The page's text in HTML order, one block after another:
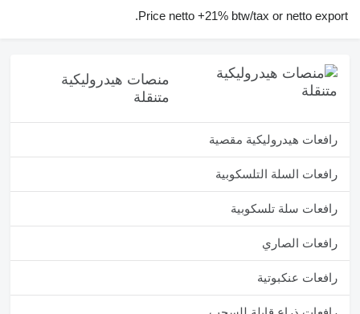
Price netto +21% btw/tax or netto export.
منصات هيدروليكية
متنقلة
رافعات هيدروليكية مقصية
رافعات السلة التلسكوبية
رافعات سلة تلسكوبية
رافعات الصاري
رافعات عنكبوتية